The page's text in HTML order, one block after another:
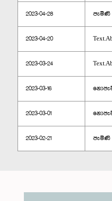
2023-04-28 පැමිණි
2023-04-20
2023-03-24
2023-03-16
2023-03-01
2023-02-21 පැමිණි